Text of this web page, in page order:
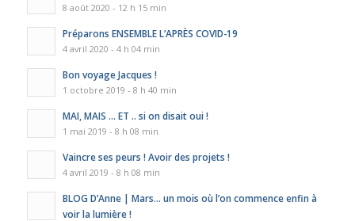
8 août 2020 - 12 h 15 min
Préparons ENSEMBLE L’APRÈS COVID-19
4 avril 2020 - 4 h 04 min
Bon voyage Jacques !
1 octobre 2019 - 8 h 40 min
MAI, MAIS … ET .. si on disait oui !
1 mai 2019 - 8 h 08 min
Vaincre ses peurs ! Avoir des projets !
4 avril 2019 - 8 h 08 min
BLOG D’Anne | Mars… un mois où l’on commence enfin à
voir la lumière !